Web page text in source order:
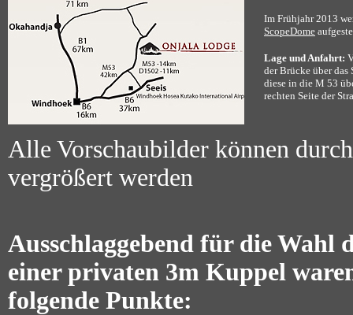
Im Frühjahr 2013
ScopeDome
Lage und Anfahrt:
der Brücke über
diese in die M 53
rechten Seite der
Alle Vorschaubilder können
vergrößert werden
Ausschlaggebend für die Wahl
einer privaten 3m Kuppel
folgende Punkte: